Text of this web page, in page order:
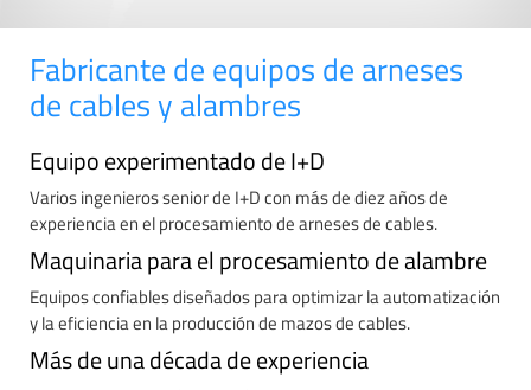
Fabricante de equipos de arneses
de cables y alambres
Equipo experimentado de I+D
Varios ingenieros senior de I+D con más de diez años de
experiencia en el procesamiento de arneses de cables.
Maquinaria para el procesamiento de alambre
Equipos confiables diseñados para optimizar la automatización
y la eficiencia en la producción de mazos de cables.
Más de una década de experiencia